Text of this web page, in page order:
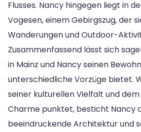
Flusses. Nancy hingegen liegt in
Vogesen, einem Gebirgszug, der
Wanderungen und Outdoor-
Zusammenfassend lässt sich
in Mainz und Nancy seinen
unterschiedliche Vorzüge bietet.
seiner kulturellen Vielfalt und
Charme punktet, besticht Nancy
beeindruckende Architektur und